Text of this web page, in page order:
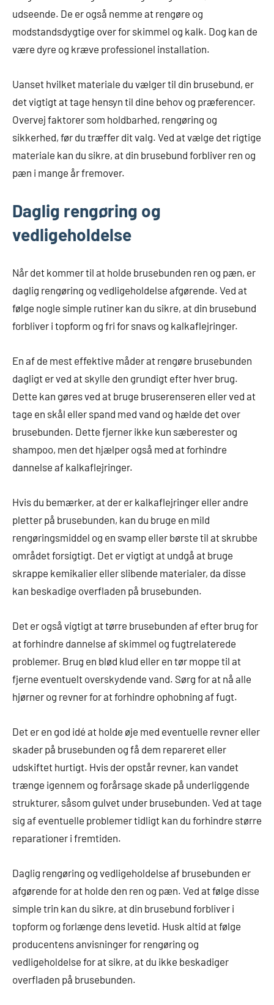
udseende. De er også nemme at rengøre og
modstandsdygtige over for skimmel og kalk. Dog kan de
være dyre og kræve professionel installation.
Uanset hvilket materiale du vælger til din brusebund, er
det vigtigt at tage hensyn til dine behov og præferencer.
Overvej faktorer som holdbarhed, rengøring og
sikkerhed, før du træffer dit valg. Ved at vælge det rigtige
materiale kan du sikre, at din brusebund forbliver ren og
pæn i mange år fremover.
Daglig rengøring og
vedligeholdelse
Når det kommer til at holde brusebunden ren og pæn, er
daglig rengøring og vedligeholdelse afgørende. Ved at
følge nogle simple rutiner kan du sikre, at din brusebund
forbliver i topform og fri for snavs og kalkaflejringer.
En af de mest effektive måder at rengøre brusebunden
dagligt er ved at skylle den grundigt efter hver brug.
Dette kan gøres ved at bruge bruserenseren eller ved at
tage en skål eller spand med vand og hælde det over
brusebunden. Dette fjerner ikke kun sæberester og
shampoo, men det hjælper også med at forhindre
dannelse af kalkaflejringer.
Hvis du bemærker, at der er kalkaflejringer eller andre
pletter på brusebunden, kan du bruge en mild
rengøringsmiddel og en svamp eller børste til at skrubbe
området forsigtigt. Det er vigtigt at undgå at bruge
skrappe kemikalier eller slibende materialer, da disse
kan beskadige overfladen på brusebunden.
Det er også vigtigt at tørre brusebunden af efter brug for
at forhindre dannelse af skimmel og fugtrelaterede
problemer. Brug en blød klud eller en tør moppe til at
fjerne eventuelt overskydende vand. Sørg for at nå alle
hjørner og revner for at forhindre ophobning af fugt.
Det er en god idé at holde øje med eventuelle revner eller
skader på brusebunden og få dem repareret eller
udskiftet hurtigt. Hvis der opstår revner, kan vandet
trænge igennem og forårsage skade på underliggende
strukturer, såsom gulvet under brusebunden. Ved at tage
sig af eventuelle problemer tidligt kan du forhindre større
reparationer i fremtiden.
Daglig rengøring og vedligeholdelse af brusebunden er
afgørende for at holde den ren og pæn. Ved at følge disse
simple trin kan du sikre, at din brusebund forbliver i
topform og forlænge dens levetid. Husk altid at følge
producentens anvisninger for rengøring og
vedligeholdelse for at sikre, at du ikke beskadiger
overfladen på brusebunden.